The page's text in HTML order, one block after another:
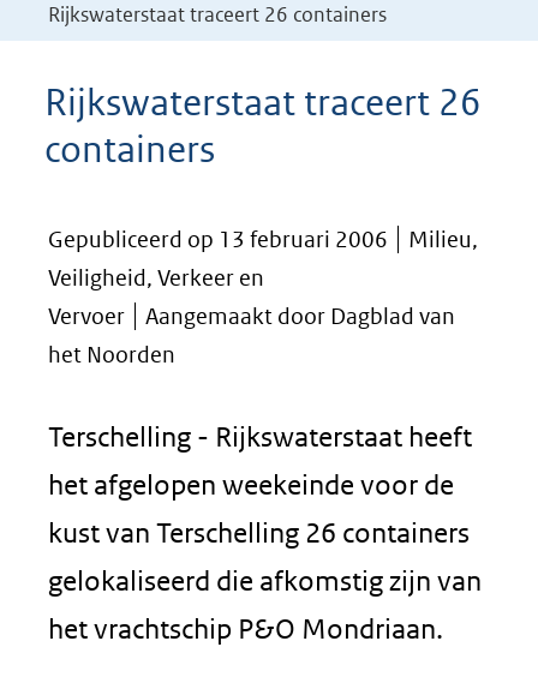
Rijkswaterstaat traceert 26 containers
Rijkswaterstaat traceert 26
containers
Gepubliceerd op 13 februari 2006
Milieu,
Veiligheid, Verkeer en
Vervoer
Aangemaakt door Dagblad van
het Noorden
Terschelling - Rijkswaterstaat heeft
het afgelopen weekeinde voor de
kust van Terschelling 26 containers
gelokaliseerd die afkomstig zijn van
het vrachtschip P&O Mondriaan.